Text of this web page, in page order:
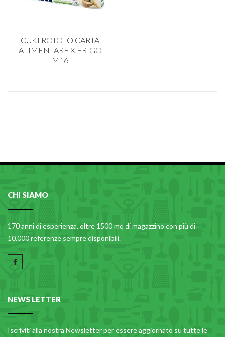
CUKI ROTOLO CARTA
ALIMENTARE X FRIGO
M16
CHI SIAMO
170 anni di esperienza, oltre 1500 mq di magazzino con più di
10.000 referenze sempre disponibili.
NEWS LETTER
Iscriviti alla nostra Newsletter per essere aggiornato su tutte le